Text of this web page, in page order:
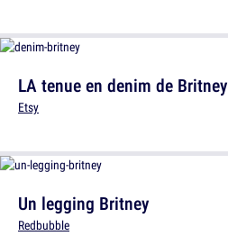
LA tenue en denim de Britney
Etsy
Un legging Britney
Redbubble